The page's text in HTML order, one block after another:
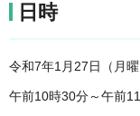
日時
令和7年1月27日（月
午前10時30分～午前